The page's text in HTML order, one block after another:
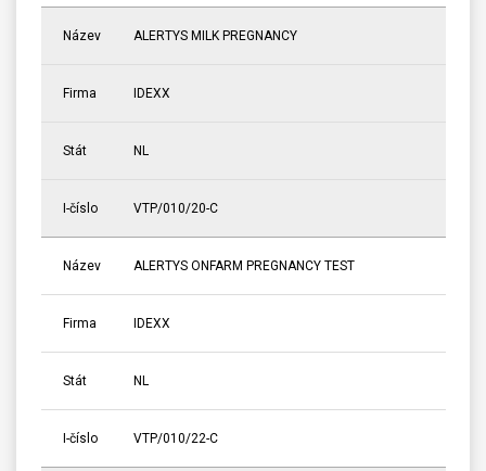
Název ALERTYS MILK PREGNANCY
Firma IDEXX
Stát NL
I-číslo VTP/010/20-C
Název ALERTYS ONFARM PREGNANCY TEST
Firma IDEXX
Stát NL
I-číslo VTP/010/22-C